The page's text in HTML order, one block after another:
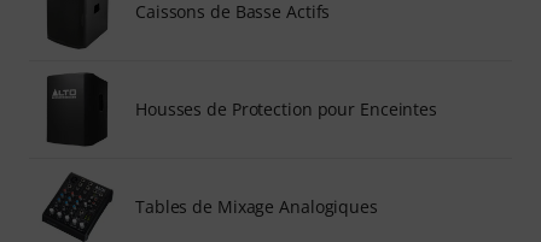
Caissons de Basse Actifs
Housses de Protection pour Enceintes
Tables de Mixage Analogiques